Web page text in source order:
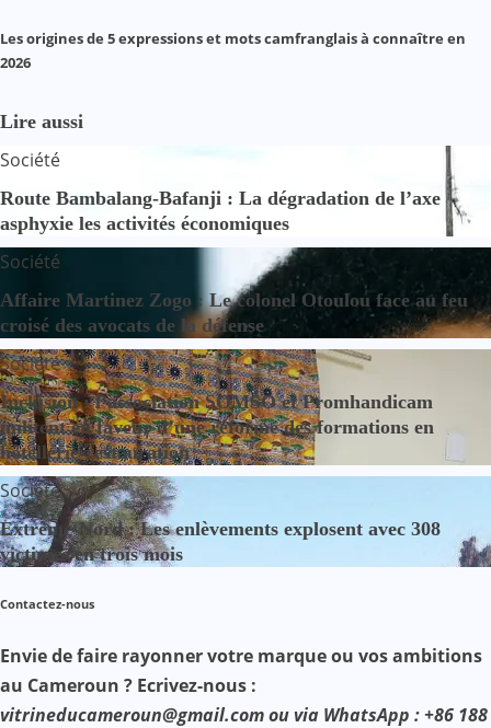
Les origines de 5 expressions et mots camfranglais à connaître en
2026
Lire aussi
Société
Route Bambalang-Bafanji : La dégradation de l’axe
asphyxie les activités économiques
Société
Affaire Martinez Zogo : Le colonel Otoulou face au feu
croisé des avocats de la défense
Société
Inclusion : l’association SOMSO et Promhandicam
militent en faveur d’une réforme des formations en
hôtellerie-restauration
Société
Extrême-Nord : Les enlèvements explosent avec 308
victimes en trois mois
Contactez-nous
Envie de faire rayonner votre marque ou vos ambitions
au Cameroun ? Ecrivez-nous :
vitrineducameroun@gmail.com ou via WhatsApp : +86 188